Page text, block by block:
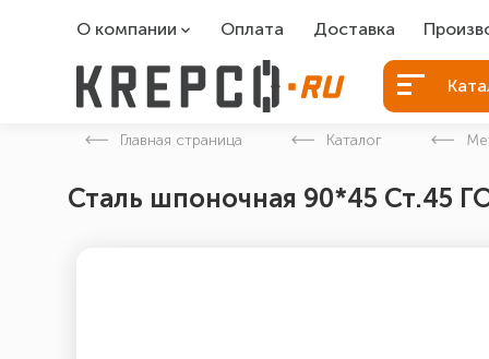
О компании
О компании
Оплата Доставка
Болты
Болты
Главная страница Каталог
Сталь шпоночная 90*45 Ст.45